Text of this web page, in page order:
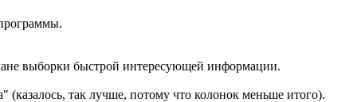
выборки быстрой интересующей информации.
так лучше, потому что колонок меньше итого).